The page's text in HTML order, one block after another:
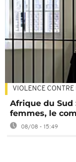
VIOLENCE CONTRE
Afrique du Sud
femmes, le
08/08 - 15:49